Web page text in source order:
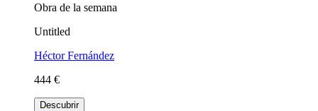
Obra de la semana
Untitled
Héctor Fernández
444 €
Descubrir